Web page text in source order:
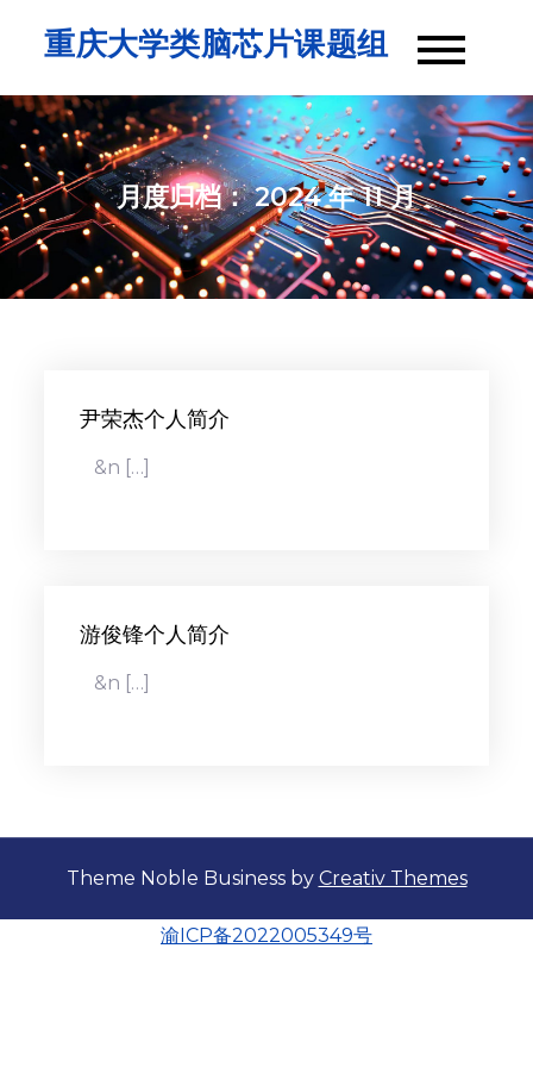
重庆大学类脑芯片课题组
月度归档：2024 年 11 月
尹荣杰个人简介
&n […]
游俊锋个人简介
&n […]
Theme Noble Business by Creativ Themes
渝ICP备2022005349号